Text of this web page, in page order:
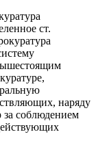
ст.
наряду
за соблюдением